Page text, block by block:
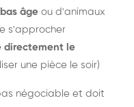
âge ou d'animaux
s'approcher
directement le
une pièce le soir)
négociable et doit